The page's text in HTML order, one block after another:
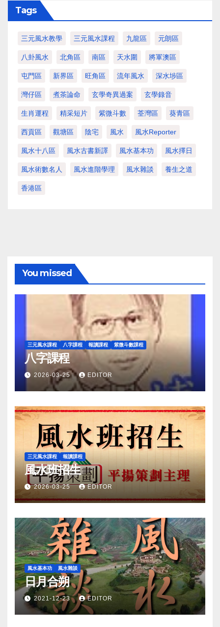
Tags
三元風水教學 三元風水課程 九龍區 元朗區
八卦風水 北角區 南區 天水圍 將軍澳區
屯門區 新界區 旺角區 流年風水 深水埗區
灣仔區 煮茶論命 玄學奇異過案 玄學錄音
生肖運程 精采短片 紫微斗數 荃灣區 葵青區
西貢區 觀塘區 陰宅 風水 風水Reporter
風水十八區 風水古書新譯 風水基本功 風水擇日
風水術數名人 風水進階學理 風水雜談 養生之道
香港區
You missed
三元風水課程 八字課程 報讀課程 紫微斗數課程
八字課程
2026-03-25 EDITOR
三元風水課程 報讀課程
風水班招生
2026-03-25 EDITOR
風水基本功 風水雜談
日月合朔
2021-12-23 EDITOR